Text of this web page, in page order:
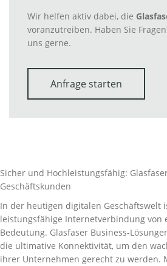
Wir helfen aktiv dabei, die
voranzutreiben. Haben Sie
uns gerne.
Anfrage starten
Sicher und Hochleistungsfähig:
Geschäftskunden
In der heutigen digitalen Geschäftswelt
leistungsfähige Internetverbindung von
Bedeutung. Glasfaser Business-
die ultimative Konnektivität, um den
ihrer Unternehmen gerecht zu werden.